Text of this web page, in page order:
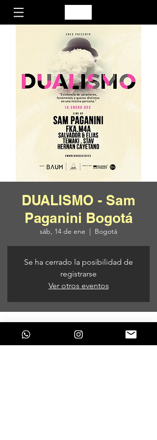
DUALISMO - Sam
Paganini Bogotá
sáb, 14 de ene
  |
Bogotá
Se ha cerrado la posibilidad de
registrarse
Ver otros eventos
Horario y ubicación
14 de ene de 2023, 5:00 p. m. – 15 de ene